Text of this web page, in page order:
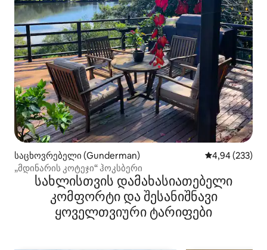
საცხოვრებელი (Gunderman) საშუალო
4,94 (233)
„მდინარის კოტეჯი“ ჰოკსბერი
სახლისთვის დამახასიათებელი
კომფორტი და შესანიშნავი
ყოველთვიური ტარიფები